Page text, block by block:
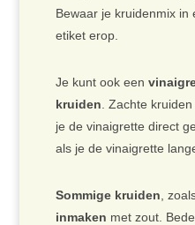
Bewaar je kruidenmix in
etiket erop.
Je kunt ook een
kruiden . Zachte
je de vinaigrette direct
als je de vinaigrette
Sommige kruiden ,
inmaken met zout.